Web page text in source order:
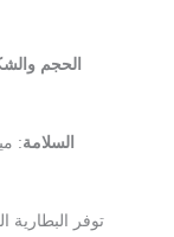
الحجم
السلامة:
توفر